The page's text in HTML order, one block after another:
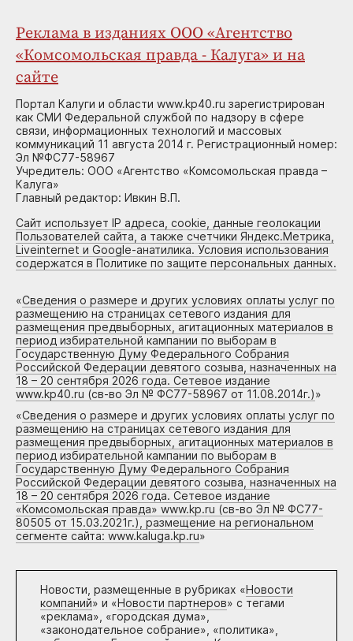
Реклама в изданиях ООО «Агентство
«Комсомольская правда - Калуга» и на
сайте
Портал Калуги и области www.kp40.ru зарегистрирован
как СМИ Федеральной службой по надзору в сфере
связи, информационных технологий и массовых
коммуникаций 11 августа 2014 г. Регистрационный номер:
Эл №ФС77-58967
Учредитель: ООО «Агентство «Комсомольская правда –
Калуга»
Главный редактор: Ивкин В.П.
Сайт использует IP адреса, cookie, данные геолокации
Пользователей сайта, а также счетчики Яндекс.Метрика,
Liveinternet и Google-анатилика. Условия использования
содержатся в Политике по защите персональных данных.
«Сведения о размере и других условиях оплаты услуг по
размещению на страницах сетевого издания для
размещения предвыборных, агитационных материалов в
период избирательной кампании по выборам в
Государственную Думу Федерального Собрания
Российской Федерации девятого созыва, назначенных на
18 – 20 сентября 2026 года. Сетевое издание
www.kp40.ru (св-во Эл № ФС77-58967 от 11.08.2014г.)»
«Сведения о размере и других условиях оплаты услуг по
размещению на страницах сетевого издания для
размещения предвыборных, агитационных материалов в
период избирательной кампании по выборам в
Государственную Думу Федерального Собрания
Российской Федерации девятого созыва, назначенных на
18 – 20 сентября 2026 года. Сетевое издание
«Комсомольская правда» www.kp.ru (св-во Эл № ФС77-
80505 от 15.03.2021г.), размещение на региональном
сегменте сайта: www.kaluga.kp.ru»
Новости, размещенные в рубриках «Новости
компаний» и «Новости партнеров» с тегами
«реклама», «городская дума»,
«законодательное собрание», «политика»,